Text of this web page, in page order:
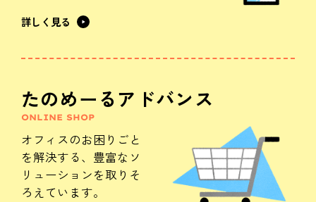
詳しく見る
たのめーるアドバンス
ONLINE SHOP
オフィスのお困りごと
を解決する、 豊富なソ
リューションを取りそ
ろえています。